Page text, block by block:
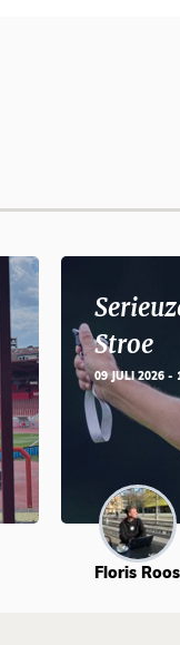
Stroe
09 JULI 2026 -
Floris Roos